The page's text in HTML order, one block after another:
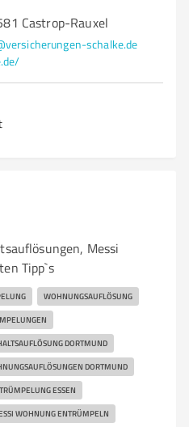
Castrop-Rauxel
schalke.de
Messi
Tipp`s
WOHNUNGSAUFLÖSUNG
DORTMUND
DORTMUND
ESSEN
WOHNUNG ENTRÜMPELN